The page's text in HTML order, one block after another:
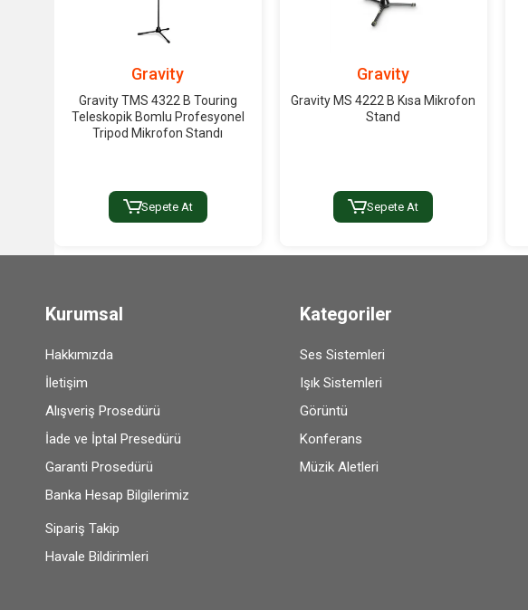
Gravity
Gravity TMS 4322 B Touring
Teleskopik Bomlu Profesyonel
Tripod Mikrofon Standı
Sepete At
Gravity
Gravity MS 4222 B Kısa Mikrofon
Stand
Sepete At
Kurumsal
Hakkımızda
İletişim
Alışveriş Prosedürü
İade ve İptal Presedürü
Garanti Prosedürü
Banka Hesap Bilgilerimiz
Sipariş Takip
Havale Bildirimleri
Kategoriler
Ses Sistemleri
Işık Sistemleri
Görüntü
Konferans
Müzik Aletleri